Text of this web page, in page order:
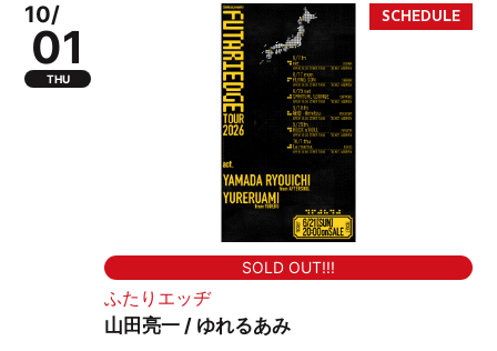
10/
01
THU
SOLD OUT!!!
ふたりエッヂ
山田亮一 / ゆれるあみ